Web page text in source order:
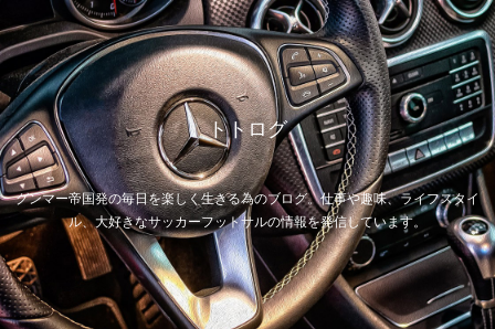
トトログ
グンマー帝国発の毎日を楽しく生きる為のブログ。仕事や趣味、ライフスタイ
ル、大好きなサッカーフットサルの情報を発信しています。